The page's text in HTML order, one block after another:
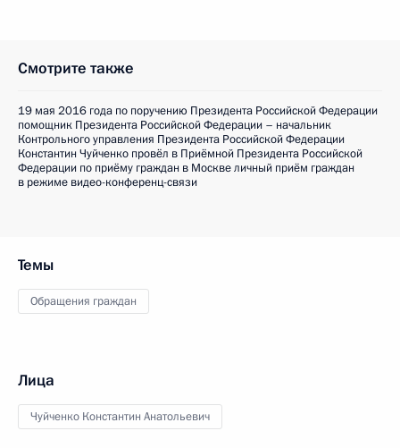
Смотрите также
19 мая 2016 года по поручению Президента Российской Федерации
помощник Президента Российской Федерации – начальник
Контрольного управления Президента Российской Федерации
Константин Чуйченко провёл в Приёмной Президента Российской
Федерации по приёму граждан в Москве личный приём граждан
в режиме видео-конференц-связи
Темы
Обращения граждан
Лица
Чуйченко Константин Анатольевич